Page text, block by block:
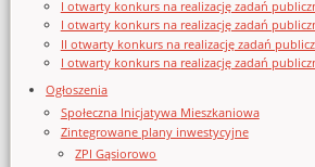
I otwarty konkurs na realizację zadań
I otwarty konkurs na realizację zadań
II otwarty konkurs na realizację zadań
I otwarty konkurs na realizację zadań
Ogłoszenia
Społeczna Inicjatywa Mieszkaniowa
Zintegrowane plany inwestycyjne
ZPI Gąsiorowo